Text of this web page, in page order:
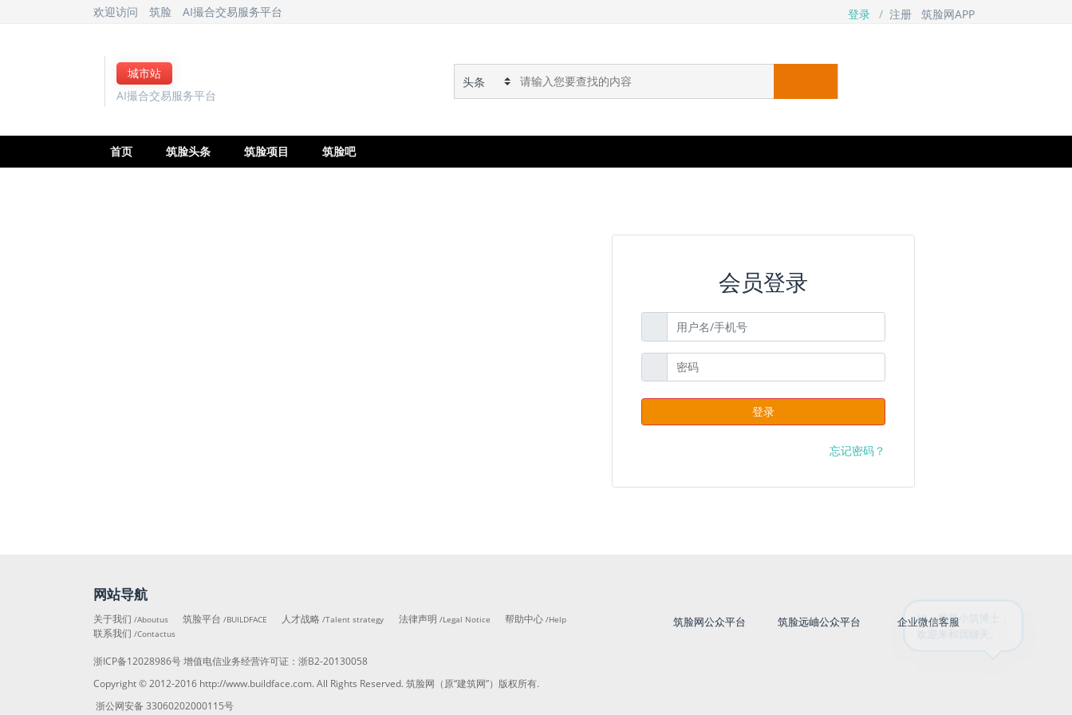
欢迎来和我聊天。
欢迎访问 筑脸 AI撮合交易服务平台 登录 / 注册 筑脸网APP
首页 筑脸头条 筑脸项目 筑脸吧
会员登录
登录
忘记密码？
网站导航
关于我们 /Aboutus 筑脸平台/BUILDFACE 人才战略/Talent strategy 法律声明 /Legal Notice 帮助中心 /Help
联系我们 /Contactus
浙ICP备12028986号增值电信业务经营许可证： 浙B2-20130058
Copyright © 2012-2016 http://www.buildface.com. All Rights Reserved. 筑脸网（原“建筑网”）版权所有.
浙公网安备 33060202000115号
筑脸网公众平台 筑脸远岫公众平台 企业微信客服